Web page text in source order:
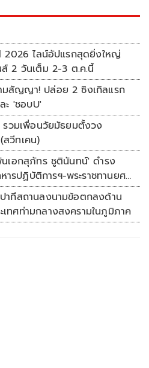
2026 ไลน์อัปแรกสุดยิ่งใหญ่
ส์ 2 วันเต็ม 2-3 ต.ค.นี้
มสัญญา! ปล่อย 2 ซิงเกิลแรก
ะ 'ชอบU'
รวมเพื่อนวัยมัธยมตั้งวง
วีทเคน)
นเอกสุภัทร ชูตินันทน์' ดำรง
ารปฏิบัติการฯ-พระราชทานยศ
ากีสถานลงนามข้อตกลงด้าน
เทศท่ามกลางสงครามในภูมิภาค